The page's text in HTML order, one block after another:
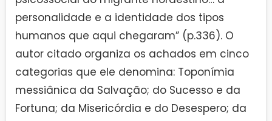
personalidade e a identidade dos tipos
humanos que aqui chegaram” (p.336). O
autor citado organiza os achados em cinco
categorias que ele denomina: Toponímia
messiânica da Salvação; do Sucesso e da
Fortuna; da Misericórdia e do Desespero; da